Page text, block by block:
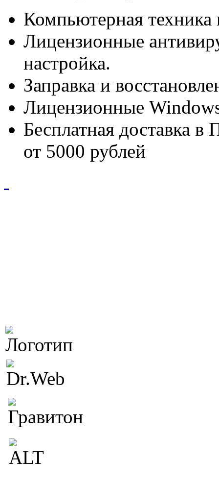
Компьютерная техника
Лицензионные
настройка.
Заправка и
Лицензионные
Бесплатная доставка в
от 5000 рублей